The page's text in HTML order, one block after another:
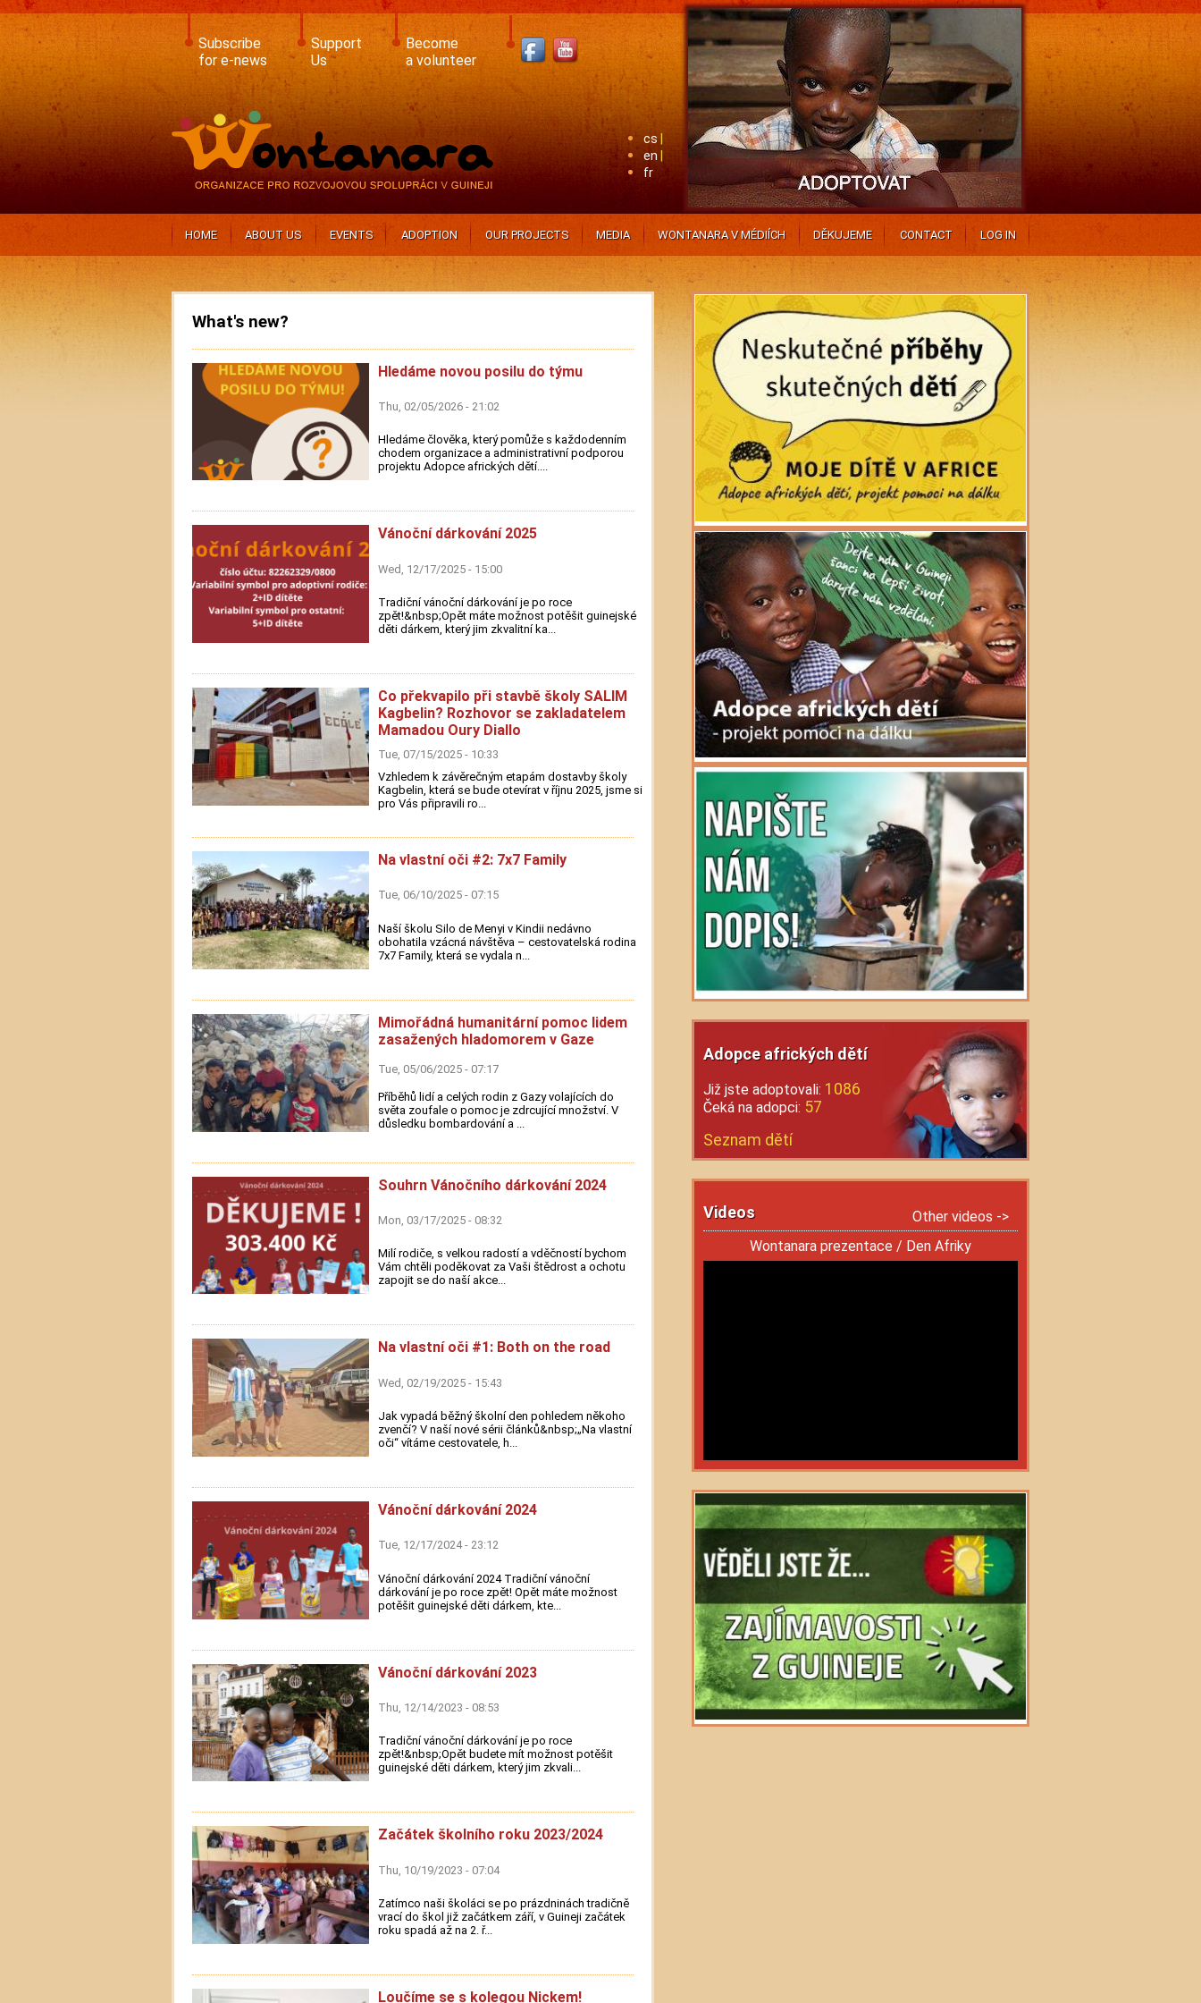
Skip
to
content
Subscribe
for e-news
Support
Us
Become
a volunteer
cs
en
fr
HOME ABOUT US EVENTS ADOPTION OUR PROJECTS MEDIA WONTANARA V MÉDIÍCH DĚKUJEME CONTACT LOG IN
What's new?
Hledáme novou posilu do týmu
Thu, 02/05/2026 - 21:02
Hledáme člověka, který pomůže s každodenním
chodem organizace a administrativní podporou
projektu Adopce afrických dětí....
Vánoční dárkování 2025
Wed, 12/17/2025 - 15:00
Tradiční vánoční dárkování je po roce
zpět!&nbsp;Opět máte možnost potěšit guinejské
děti dárkem, který jim zkvalitní ka...
Co překvapilo při stavbě školy SALIM
Kagbelin? Rozhovor se zakladatelem
Mamadou Oury Diallo
Tue, 07/15/2025 - 10:33
Vzhledem k závěrečným etapám dostavby školy
Kagbelin, která se bude otevírat v říjnu 2025, jsme si
pro Vás připravili ro...
Na vlastní oči #2: 7x7 Family
Tue, 06/10/2025 - 07:15
Naší školu Silo de Menyi v Kindii nedávno
obohatila vzácná návštěva – cestovatelská rodina
7x7 Family, která se vydala n...
Mimořádná humanitární pomoc lidem
zasažených hladomorem v Gaze
Tue, 05/06/2025 - 07:17
Příběhů lidí a celých rodin z Gazy volajících do
světa zoufale o pomoc je zdrcující množství. V
důsledku bombardování a ...
Souhrn Vánočního dárkování 2024
Mon, 03/17/2025 - 08:32
Milí rodiče, s velkou radostí a vděčností bychom
Vám chtěli poděkovat za Vaši štědrost a ochotu
zapojit se do naší akce...
Na vlastní oči #1: Both on the road
Wed, 02/19/2025 - 15:43
Jak vypadá běžný školní den pohledem někoho
zvenčí? V naší nové sérii článků&nbsp;„Na vlastní
oči“ vítáme cestovatele, h...
Vánoční dárkování 2024
Tue, 12/17/2024 - 23:12
Vánoční dárkování 2024 Tradiční vánoční
dárkování je po roce zpět! Opět máte možnost
potěšit guinejské děti dárkem, kte...
Vánoční dárkování 2023
Thu, 12/14/2023 - 08:53
Tradiční vánoční dárkování je po roce
zpět!&nbsp;Opět budete mít možnost potěšit
guinejské děti dárkem, který jim zkvali...
Začátek školního roku 2023/2024
Thu, 10/19/2023 - 07:04
Zatímco naši školáci se po prázdninách tradičně
vrací do škol již začátkem září, v Guineji začátek
roku spadá až na 2. ř...
Loučíme se s kolegou Nickem!
Adopce afrických dětí
Již jste adoptovali: 1086
Čeká na adopci: 57
Seznam dětí
Videos
Other videos ->
Wontanara prezentace / Den Afriky